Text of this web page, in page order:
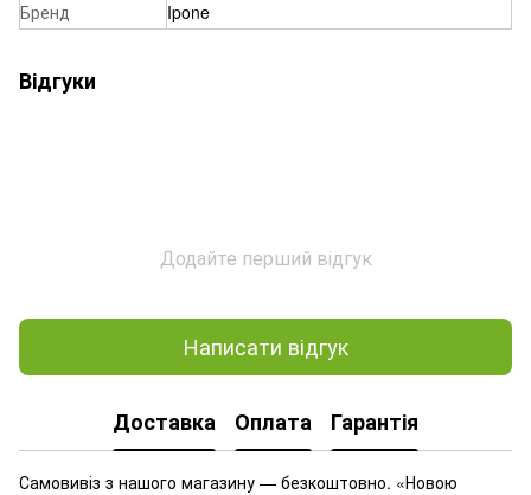
Бренд
Ipone
Відгуки
Додайте перший відгук
Написати відгук
Доставка Оплата Гарантія
Самовивіз з нашого магазину — безкоштовно. «Новою